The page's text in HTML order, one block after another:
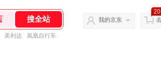
美利达 凤凰自行车
我的京东
20